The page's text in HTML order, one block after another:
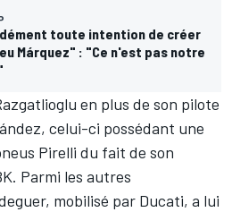
toute intention de créer
Márquez" : "Ce n'est pas notre
en plus de son pilote
celui-ci possédant une
Pirelli du fait de son
Parmi les autres
, mobilisé par Ducati, a lui